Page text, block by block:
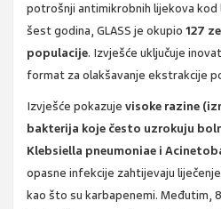
potrošnji antimikrobnih lijekova kod
šest godina, GLASS je okupio 127
populacije. Izvješće uključuje
format za olakšavanje ekstrakcije
Izvješće pokazuje visoke razine
bakterija koje često uzrokuju
Klebsiella pneumoniae i
opasne infekcije zahtijevaju
kao što su karbapenemi. Međutim,